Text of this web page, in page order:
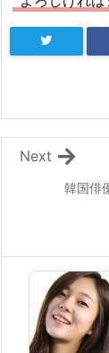
韓国俳
Next